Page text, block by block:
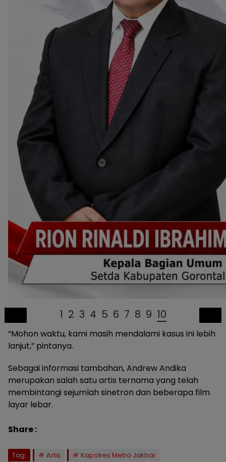
1 2 3 4 5 6 7 8 9 10
“Mohon waktu, kami masih mendalami kasus ini lebih
lanjut,” pintanya.
Sebagai informasi tambahan, Andrew Andika
merupakan salah satu artis ternama yang telah
membintangi sejumlah sinetron dan beberapa film
layar lebar.
Share :
Tag: Artis
Kapolres Metro Jakbar